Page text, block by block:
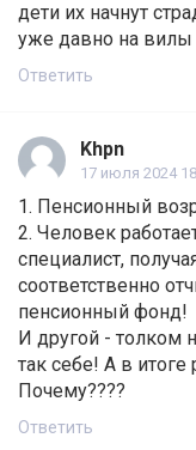
дети их начнут
уже давно на вилы
Ответить
Khpn
17 июля 2024
1. Пенсионный
2. Человек
специалист,
соответственно
пенсионный фонд!
И другой - толком
так себе! А в
Почему????
Ответить